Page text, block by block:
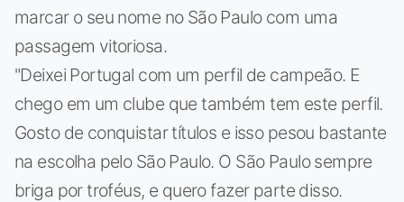
marcar o seu nome no São Paulo com uma
passagem vitoriosa.
"Deixei Portugal com um perfil de campeão. E
chego em um clube que também tem este perfil.
Gosto de conquistar títulos e isso pesou bastante
na escolha pelo São Paulo. O São Paulo sempre
briga por troféus, e quero fazer parte disso.